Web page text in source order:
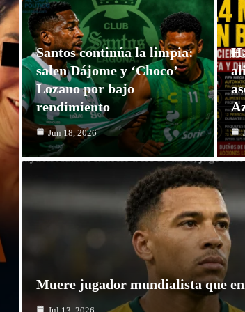
Muere jugador mundialista que
Santos continúa la limpia:
salen Dájome y ‘Choco’
Lozano por bajo
rendimiento
Jun 18, 2026